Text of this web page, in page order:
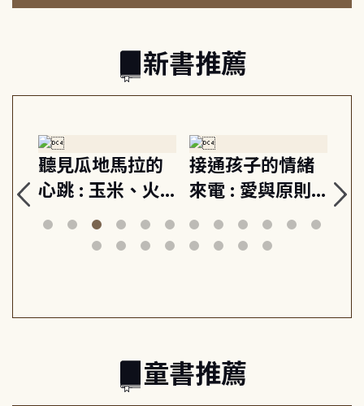
新書推薦
孩子的情緒
: 愛與原則,
教養的安定
22個行動練
重啟你的情緒開
關 : 高壓人生不
爆炸指南, 5分鐘
減輕身心壓力, 找
成熟大人
上手力 :
凡中的每
童書推薦